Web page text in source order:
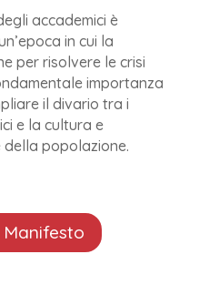
accademici è
in cui la
per risolvere le crisi
importanza
il divario tra i
e la cultura e
della popolazione.